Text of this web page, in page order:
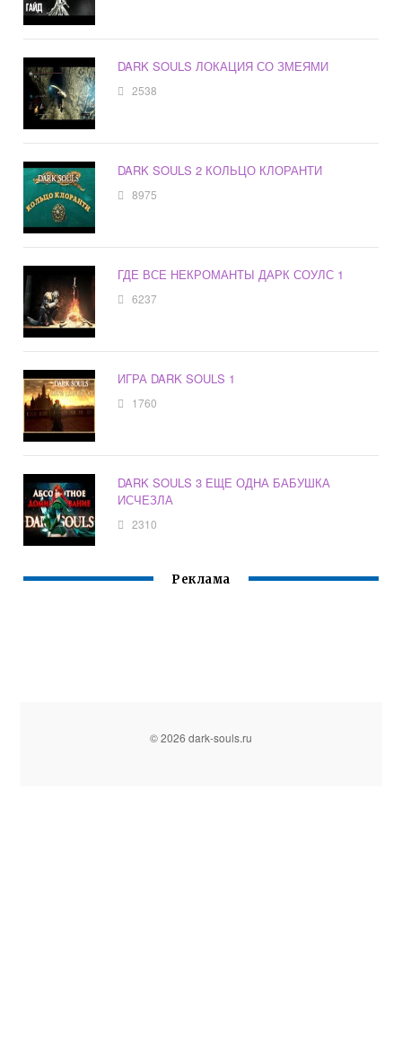
DARK SOULS ЛОКАЦИЯ СО ЗМЕЯМИ
2538
DARK SOULS 2 КОЛЬЦО КЛОРАНТИ
8975
ГДЕ ВСЕ НЕКРОМАНТЫ ДАРК СОУЛС 1
6237
ИГРА DARK SOULS 1
1760
DARK SOULS 3 ЕЩЕ ОДНА БАБУШКА
ИСЧЕЗЛА
2310
Реклама
© 2026 dark-souls.ru